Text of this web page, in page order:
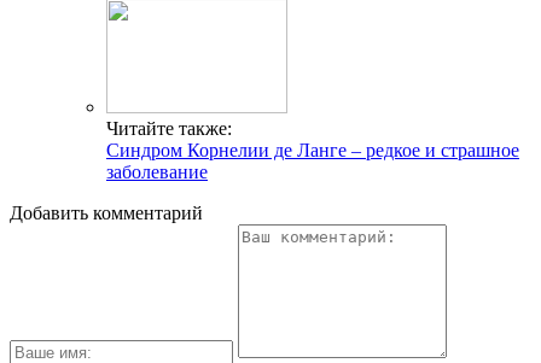
Читайте также:
Синдром Корнелии де Ланге – редкое и страшное
заболевание
Добавить комментарий